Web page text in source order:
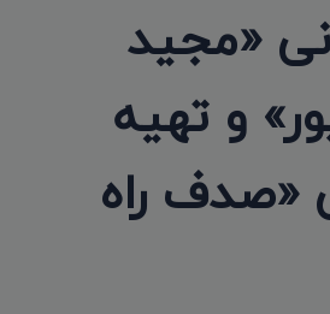
«مجید
و تهیه
«صدف راه